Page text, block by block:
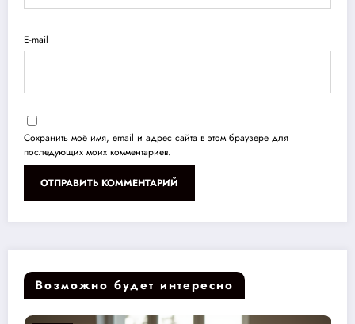
E-mail
Сохранить моё имя, email и адрес сайта в этом браузере для
последующих моих комментариев.
Возможно будет интересно